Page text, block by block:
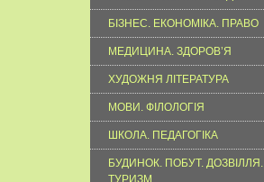
БІЗНЕС. ЕКОНОМІКА. ПРАВО
МЕДИЦИНА. ЗДОРОВ’Я
ХУДОЖНЯ ЛІТЕРАТУРА
МОВИ. ФІЛОЛОГІЯ
ШКОЛА. ПЕДАГОГІКА
БУДИНОК. ПОБУТ. ДОЗВІЛЛЯ.
ТУРИЗМ